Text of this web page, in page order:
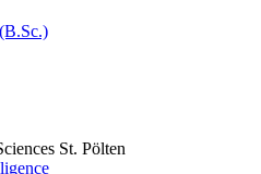
St. Pölten